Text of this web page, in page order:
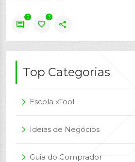
comment
0
favorite
3
share
Top Categorias
arrow_forward_ios Escola xTool
arrow_forward_ios Ideias de Negócios
arrow_forward_ios Guia do Comprador